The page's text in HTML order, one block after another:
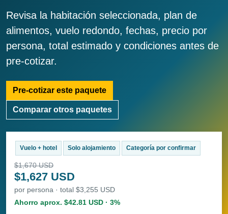
Revisa la habitación seleccionada, plan de
alimentos, vuelo redondo, fechas, precio por
persona, total estimado y condiciones antes de
pre-cotizar.
Pre-cotizar este paquete
Comparar otros paquetes
Vuelo + hotel Solo alojamiento Categoría por confirmar
$1,670 USD
$1,627 USD
por persona · total $3,255 USD
Ahorro aprox. $42.81 USD · 3%